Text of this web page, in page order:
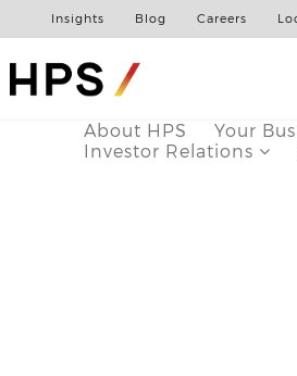
Insights Blog Careers
About HPS
Your
Investor Relations